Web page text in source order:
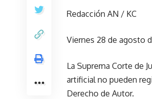
Redacción AN / KC
Viernes 28 de agosto
La Suprema Corte de
artificial no pueden
Derecho de Autor.